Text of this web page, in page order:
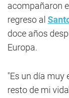
acompañaron
regreso al
doce años
Europa.
"Es un día muy
resto de mi